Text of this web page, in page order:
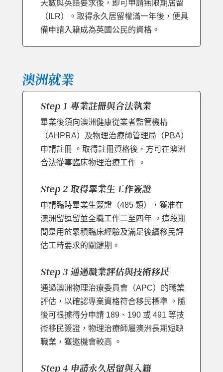
天數與英語要求後，即可申請無限期居留
（ILR）。取得永久居留權滿一年後，便具
備申請入籍成為英國公民的資格。
澳洲就業
Step 1 專業註冊與合法執業
畢業後須向澳洲健康從業者監管機構
（AHPRA）及物理治療師管理局（PBA）
申請註冊 。取得註冊資格後，方可在澳洲
合法從事臨床物理治療工作 。
Step 2 取得畢業生工作簽證
申請臨時畢業生簽證（485 類），獲准在
澳洲留逗留並全職工作二至四年 。這段期
間是用於累積臨床經驗及滿足後續移民評
估工時要求的關鍵期。
Step 3 通過職業評估與技術移民
通過澳洲物理治療委員會（APC）的職業
評估，以確認專業資格符合移民標準 。隨
後可根據得分申請 189、190 或 491 等技
術移民簽證，物理治療師屬澳洲長期短缺
職業，獲邀機會較高 。
Step 4 申請永久居留與入籍